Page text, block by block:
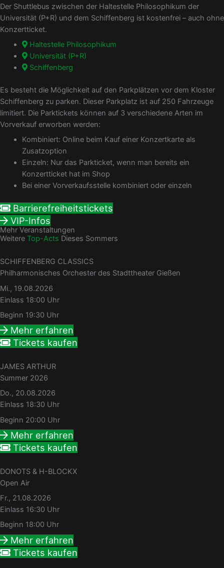
Der Shuttlebus zwischen der Haltestelle Philosophikum der
Universität (P+R) und dem Schiffenberg ist kostenfrei – auch ohne
Konzertticket.
Haltestelle Philosophikum
Universität (P+R)
Schiffenberg
Es besteht die Möglichkeit auf den Parkplätzen vor dem Kloster
Schiffenberg zu parken. Dieser Parkplatz ist auf 250 Fahrzeuge
limitiert. Die Parktickets können auf 3 verschiedene Arten im
Vorverkauf erworben werden:
Kombiniert: Online beim Kauf einer Konzertkarte als
Zusatzoption
Einzeln: Nur das Parkticket, wenn man bereits ein
Konzertticket hat im Shop
Bei einer Vorverkaufsstelle kombiniert oder einzeln
Barrierefreiheitstickets
VIP-Infos
Mehr Veranstaltungen
Weitere Top-Acts Dieses Sommers
SCHIFFENBERG CLASSICS
Philharmonisches Orchester des Stadttheater Gießen
Mi., 19.08.2026
Einlass 18:00 Uhr
Beginn 19:30 Uhr
Mehr erfahren
Tickets kaufen
JAMES ARTHUR
Summer 2026
Do., 20.08.2026
Einlass 18:30 Uhr
Beginn 20:00 Uhr
Mehr erfahren
Tickets kaufen
DONOTS & H-BLOCKX
Open Air
Fr., 21.08.2026
Einlass 16:30 Uhr
Beginn 18:00 Uhr
Mehr erfahren
Tickets kaufen